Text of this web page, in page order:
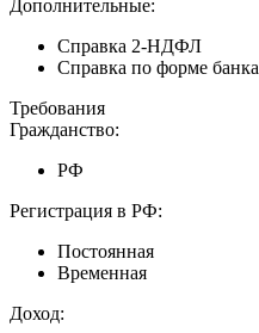
Дополнительные:
Справка 2-НДФЛ
Справка по форме банка
Требования
Гражданство:
РФ
Регистрация в РФ:
Постоянная
Временная
Доход: